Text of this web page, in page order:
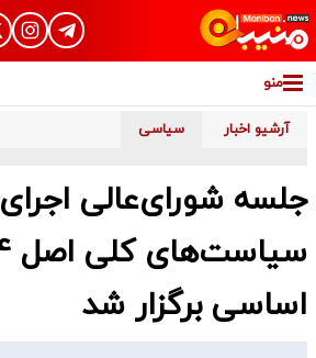
منو
آرشیو اخبار سیاسی
جلسه شورای‌عالی اجرای
اساسی برگزار شد